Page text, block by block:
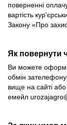
поверненні
вартість
Закону «Про
Як повернути
Ви можете
обмін
вище на сайті
емейл